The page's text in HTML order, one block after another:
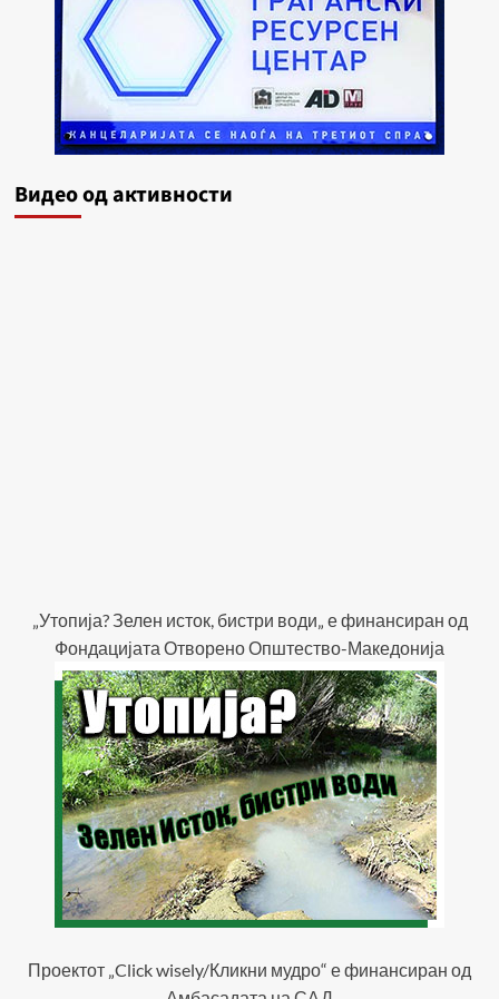
Видеo од активности
„Утопија? Зелен исток, бистри води„ е финансиран од
Фондацијата Отворено Општество-Македонија
Проектот „Click wisely/Кликни мудро“ е финансиран од